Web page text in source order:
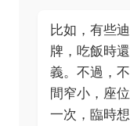
比如，有些
牌，吃飯時
義。不過，
間窄小，座
一次，臨時